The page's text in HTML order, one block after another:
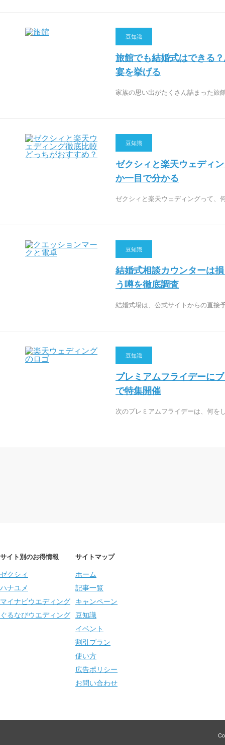
豆知識
旅館でも結婚式はできる
宴を挙げる
家族の思い出がたくさん詰まった
豆知識
ゼクシィと楽天ウェディ
か一目で分かる
ゼクシィと楽天ウェディングって
豆知識
結婚式相談カウンターは
う噂を徹底調査
結婚式場は、公式サイトからの直
豆知識
プレミアムフライデーに
で特集開催
次のプレミアムフライデーは、何
サイト別のお得情報
ゼクシィ
ハナユメ
マイナビウエディング
ぐるなびウエディング
サイトマップ
ホーム
記事一覧
キャンペーン
豆知識
イベント
割引プラン
使い方
広告ポリシー
お問い合わせ